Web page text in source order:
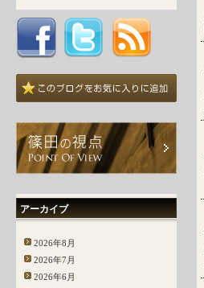
アーカイブ
2026年8月
2026年7月
2026年6月